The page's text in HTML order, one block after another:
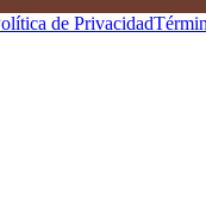
de Privacidad